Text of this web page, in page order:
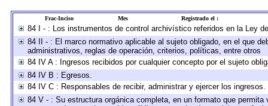
Frac-Inciso Mes Registrado el :
84 I - : Los instrumentos de control archivístico referidos en la Ley
84 II - : El marco normativo aplicable al sujeto obligado, en el que
administrativos, reglas de operación, criterios, políticas, entre otros
84 IV A : Ingresos recibidos por cualquier concepto por el sujeto
84 IV B : Egresos.
84 IV C : Responsables de recibir, administrar y ejercer los ingresos.
84 V - : Su estructura orgánica completa, en un formato que